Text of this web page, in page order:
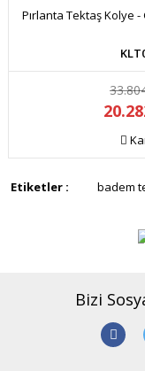
Pırlanta Tektaş Kolye
Etiketler : badem
Bizi